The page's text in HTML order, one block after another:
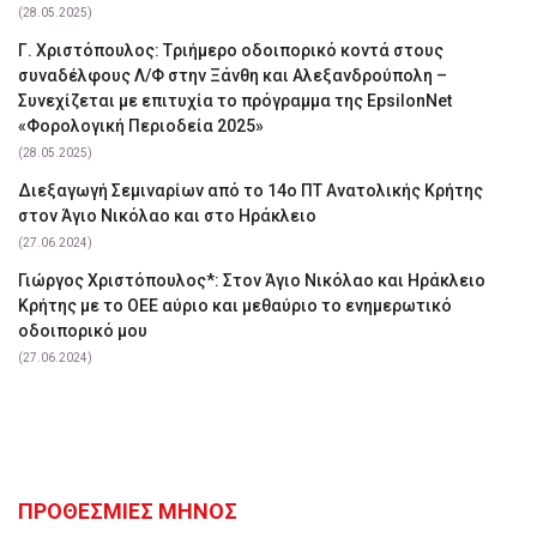
(28.05.2025)
Γ. Χριστόπουλος: Tριήμερο οδοιπορικό κοντά στους
συναδέλφους Λ/Φ στην Ξάνθη και Αλεξανδρούπολη –
Συνεχίζεται με επιτυχία το πρόγραμμα της EpsilonNet
«Φορολογική Περιοδεία 2025»
(28.05.2025)
Διεξαγωγή Σεμιναρίων από το 14ο ΠΤ Ανατολικής Κρήτης
στον Άγιο Νικόλαο και στο Ηράκλειο
(27.06.2024)
Γιώργος Χριστόπουλος*: Στον Άγιο Νικόλαο και Ηράκλειο
Κρήτης με το ΟΕΕ αύριο και μεθαύριο το ενημερωτικό
οδοιπορικό μου
(27.06.2024)
ΠΡΟΘΕΣΜΙΕΣ ΜΗΝΟΣ